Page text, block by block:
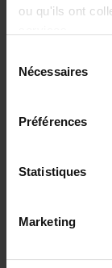
ou qu'ils ont
Nécessaires
Préférences
Statistiques
Marketing
Panier